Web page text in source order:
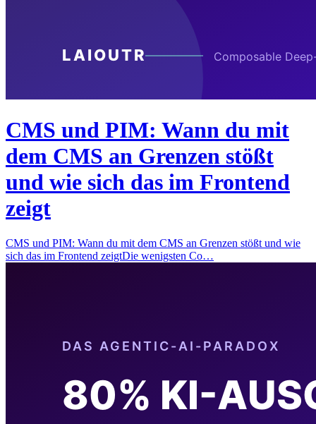
CMS und PIM: Wann du mit
dem CMS an Grenzen stößt
und wie sich das im Frontend
zeigt
CMS und PIM: Wann du mit dem CMS an Grenzen stößt und wie
sich das im Frontend zeigtDie wenigsten Co…